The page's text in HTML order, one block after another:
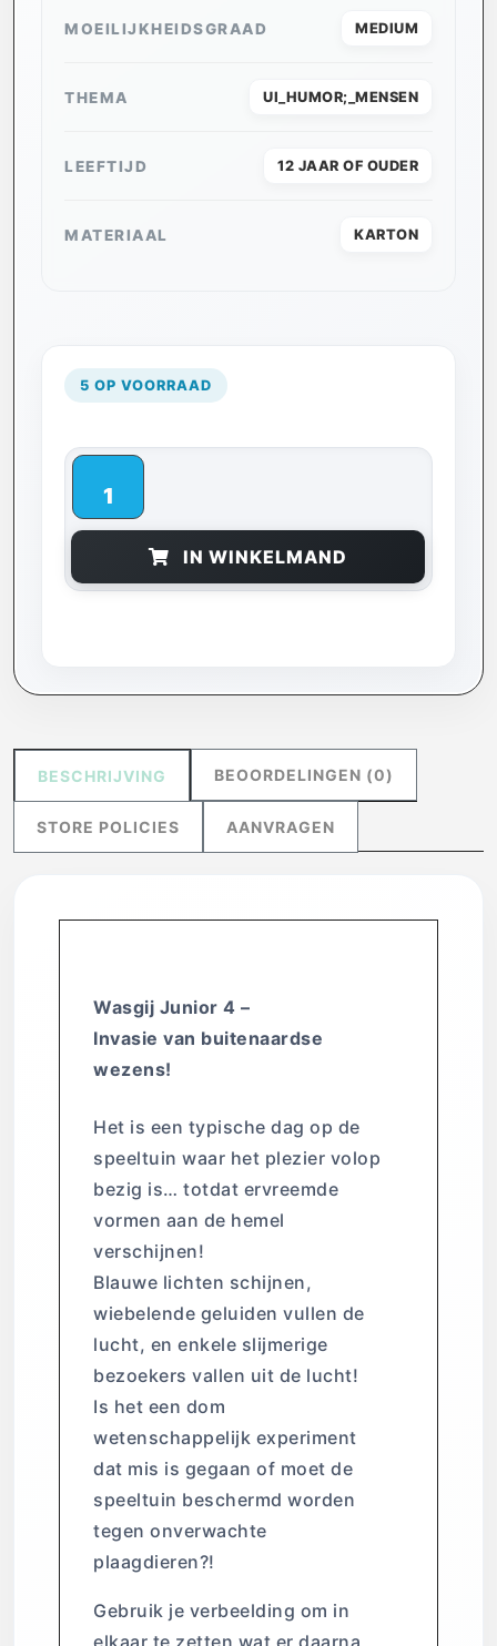
MOEILIJKHEIDSGRAAD MEDIUM
THEMA UI_HUMOR;_MENSEN
LEEFTIJD 12 JAAR OF OUDER
MATERIAAL KARTON
5 OP VOORRAAD
IN WINKELMAND
BESCHRIJVING BEOORDELINGEN (0)
STORE POLICIES AANVRAGEN
Wasgij Junior 4 –
Invasie van buitenaardse
wezens!
Het is een typische dag op de
speeltuin waar het plezier volop
bezig is… totdat ervreemde
vormen aan de hemel
verschijnen!
Blauwe lichten schijnen,
wiebelende geluiden vullen de
lucht, en enkele slijmerige
bezoekers vallen uit de lucht!
Is het een dom
wetenschappelijk experiment
dat mis is gegaan of moet de
speeltuin beschermd worden
tegen onverwachte
plaagdieren?!
Gebruik je verbeelding om in
elkaar te zetten wat er daarna